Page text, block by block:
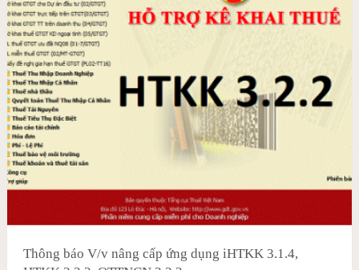
Thông báo V/v nâng cấp ứng dụng iHTKK 3.1.4,